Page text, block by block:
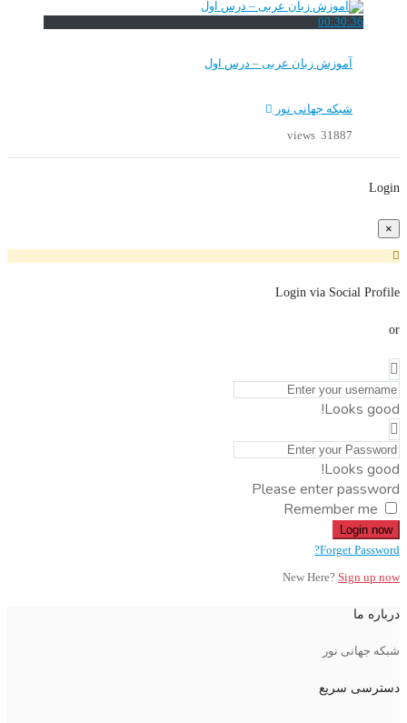
00:30:36
آموزش زبان عربی – درس اول
شبکه جهانی نور
31887 views
Login
×
Login via Social Profile
or
Looks good!
Looks good!
Please enter password
Remember me
Login now
Forget Password?
New Here? Sign up now
درباره ما
شبکه جهانی نور
دسترسی سریع